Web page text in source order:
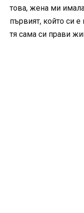
това, жена ми
първият, който си
тя сама си прави